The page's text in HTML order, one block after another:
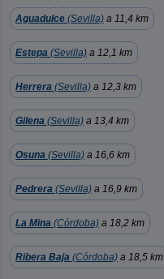
Aguadulce (Sevilla) a 11,4 km
Estepa (Sevilla) a 12,1 km
Herrera (Sevilla) a 12,3 km
Gilena (Sevilla) a 13,4 km
Osuna (Sevilla) a 16,6 km
Pedrera (Sevilla) a 16,9 km
La Mina (Córdoba) a 18,2 km
Ribera Baja (Córdoba) a 18,5 km